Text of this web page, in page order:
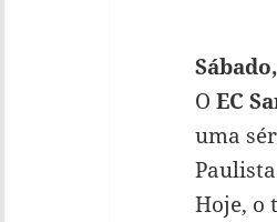
O EC
uma
Hoje, o